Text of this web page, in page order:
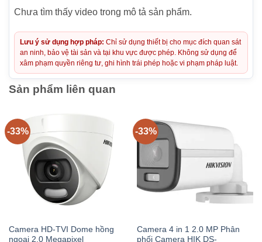
Chưa tìm thấy video trong mô tả sản phẩm.
Lưu ý sử dụng hợp pháp: Chỉ sử dụng thiết bị cho mục đích quan sát
an ninh, bảo vệ tài sản và tại khu vực được phép. Không sử dụng để
xâm phạm quyền riêng tư, ghi hình trái phép hoặc vi phạm pháp luật.
Sản phẩm liên quan
-33%
Camera HD-TVI Dome hồng
ngoại 2.0 Megapixel
-33%
Camera 4 in 1 2.0 MP Phân
phối Camera HIK DS-